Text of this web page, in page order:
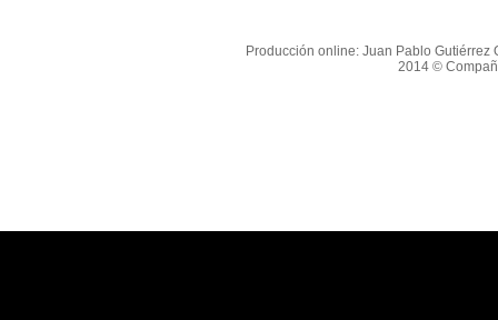
Producción online: Juan Pablo Gutiérrez
2014 ©